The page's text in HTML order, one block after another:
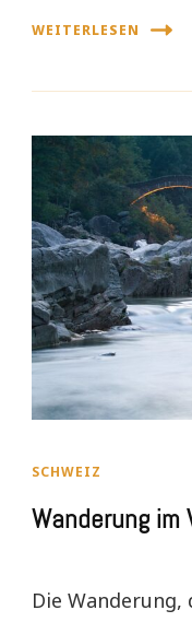
WEITERLESEN
SCHWEIZ
Wanderung
Die Wanderung,